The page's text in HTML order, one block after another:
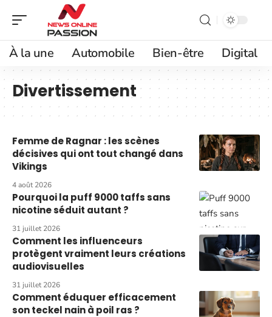
À la une Automobile Bien-être Digital
Divertissement
Femme de Ragnar : les scènes
décisives qui ont tout changé dans
Vikings
4 août 2026
Pourquoi la puff 9000 taffs sans
nicotine séduit autant ?
31 juillet 2026
Comment les influenceurs
protègent vraiment leurs créations
audiovisuelles
31 juillet 2026
Comment éduquer efficacement
son teckel nain à poil ras ?